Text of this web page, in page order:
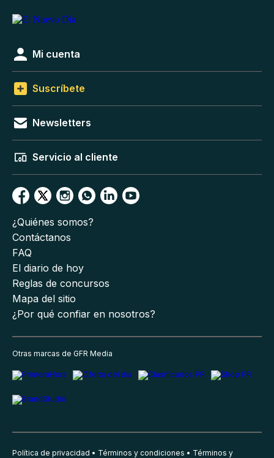
Mi cuenta
Suscríbete
Newsletters
Servicio al cliente
¿Quiénes somos?
Contáctanos
FAQ
El diario de hoy
Reglas de concursos
Mapa del sitio
¿Por qué confiar en nosotros?
Otras marcas de GFR Media
Política de privacidad Términos y condiciones Términos y